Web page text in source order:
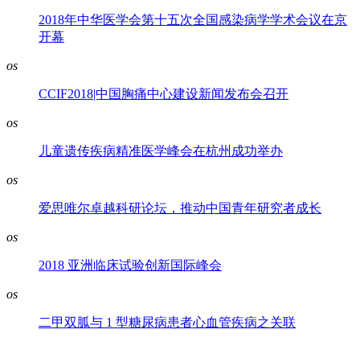
2018年中华医学会第十五次全国感染病学学术会议在京
开幕
os
CCIF2018|中国胸痛中心建设新闻发布会召开
os
儿童遗传疾病精准医学峰会在杭州成功举办
os
爱思唯尔卓越科研论坛，推动中国青年研究者成长
os
2018 亚洲临床试验创新国际峰会
os
二甲双胍与 1 型糖尿病患者心血管疾病之关联